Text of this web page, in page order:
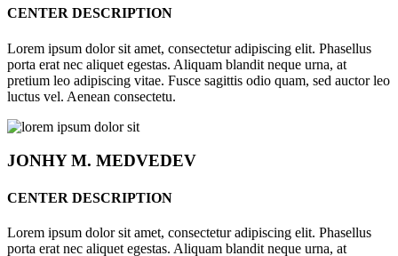
CENTER DESCRIPTION
Lorem ipsum dolor sit amet, consectetur adipiscing elit. Phasellus
porta erat nec aliquet egestas. Aliquam blandit neque urna, at
pretium leo adipiscing vitae. Fusce sagittis odio quam, sed auctor leo
luctus vel. Aenean consectetu.
JONHYM. MEDVEDEV
CENTER DESCRIPTION
Lorem ipsum dolor sit amet, consectetur adipiscing elit. Phasellus
porta erat nec aliquet egestas. Aliquam blandit neque urna, at